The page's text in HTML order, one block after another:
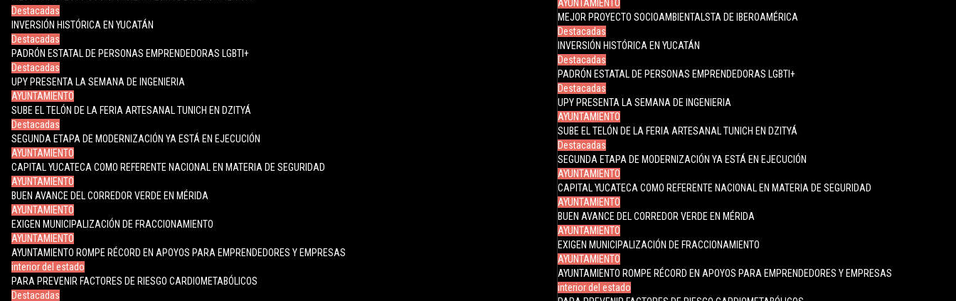
Destacadas
INVERSIÓN HISTÓRICA EN YUCATÁN
Destacadas
PADRÓN ESTATAL DE PERSONAS EMPRENDEDORAS LGBTI+
Destacadas
UPY PRESENTA LA SEMANA DE INGENIERIA
AYUNTAMIENTO
SUBE EL TELÓN DE LA FERIA ARTESANAL TUNICH EN DZITYÁ
Destacadas
SEGUNDA ETAPA DE MODERNIZACIÓN YA ESTÁ EN EJECUCIÓN
AYUNTAMIENTO
CAPITAL YUCATECA COMO REFERENTE NACIONAL EN MATERIA DE SEGURIDAD
AYUNTAMIENTO
BUEN AVANCE DEL CORREDOR VERDE EN MÉRIDA
AYUNTAMIENTO
EXIGEN MUNICIPALIZACIÓN DE FRACCIONAMIENTO
AYUNTAMIENTO
AYUNTAMIENTO ROMPE RÉCORD EN APOYOS PARA EMPRENDEDORES Y EMPRESAS
interior del estado
PARA PREVENIR FACTORES DE RIESGO CARDIOMETABÓLICOS
Destacadas
AYUNTAMIENTO
MEJOR PROYECTO SOCIOAMBIENTALSTA DE IBEROAMÉRICA
Destacadas
INVERSIÓN HISTÓRICA EN YUCATÁN
Destacadas
PADRÓN ESTATAL DE PERSONAS EMPRENDEDORAS LGBTI+
Destacadas
UPY PRESENTA LA SEMANA DE INGENIERIA
AYUNTAMIENTO
SUBE EL TELÓN DE LA FERIA ARTESANAL TUNICH EN DZITYÁ
Destacadas
SEGUNDA ETAPA DE MODERNIZACIÓN YA ESTÁ EN EJECUCIÓN
AYUNTAMIENTO
CAPITAL YUCATECA COMO REFERENTE NACIONAL EN MATERIA DE SEGURIDAD
AYUNTAMIENTO
BUEN AVANCE DEL CORREDOR VERDE EN MÉRIDA
AYUNTAMIENTO
EXIGEN MUNICIPALIZACIÓN DE FRACCIONAMIENTO
AYUNTAMIENTO
AYUNTAMIENTO ROMPE RÉCORD EN APOYOS PARA EMPRENDEDORES Y EMPRESAS
interior del estado